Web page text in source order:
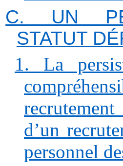
C. UN
STATUT
1. La
d’un
personnel